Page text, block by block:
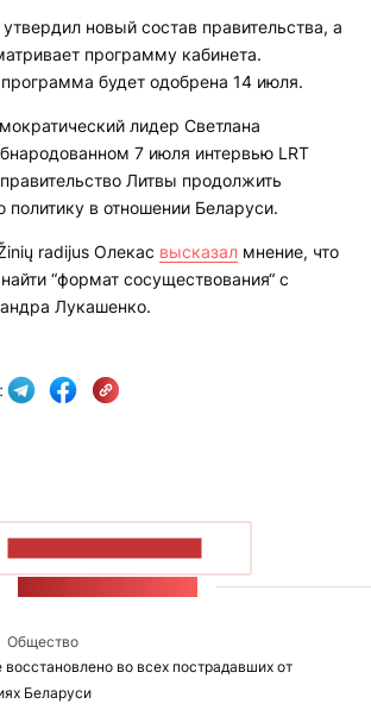
новый состав правительства, а
программу кабинета.
будет одобрена 14 июля.
лидер Светлана
7 июля интервью LRT
Литвы продолжить
политику в отношении Беларуси.
radijus Олекас высказал мнение, что
“формат сосуществования“ с
Лукашенко.
Общество
во всех пострадавших от
Беларуси